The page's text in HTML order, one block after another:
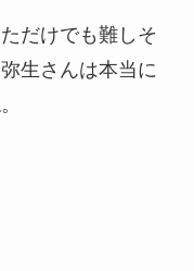
だけでも難しそ
生さんは本当に